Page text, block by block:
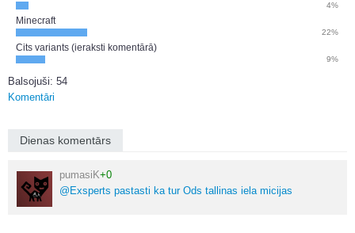
4%
Minecraft
22%
Cits variants (ieraksti komentārā)
9%
Balsojuši: 54
Komentāri
Dienas komentārs
pumasiK+0
@Exsperts pastasti ka tur Ods tallinas iela micijas